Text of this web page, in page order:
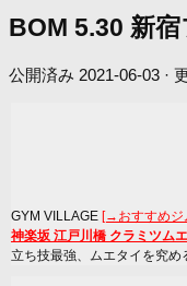
BOM 5.30 新
公開済み 2021-06-03 ·
GYM VILLAGE [→おすすめジ
神楽坂 江戸川橋 クラミツム
立ち技最強、ムエタイを究め